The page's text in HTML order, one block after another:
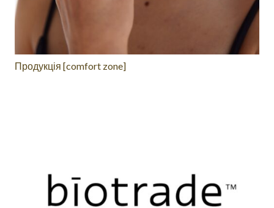
Продукція [comfort zone]